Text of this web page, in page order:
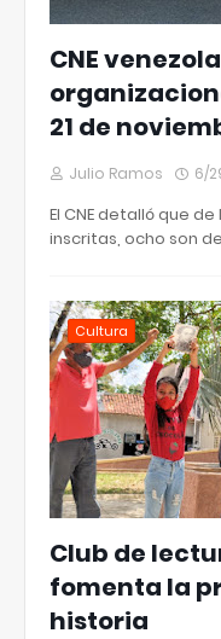
CNE
21 de
Julio Ramos 6/
El CNE detalló que
inscritas, ocho son
Cultura
Club de
fomenta la
historia